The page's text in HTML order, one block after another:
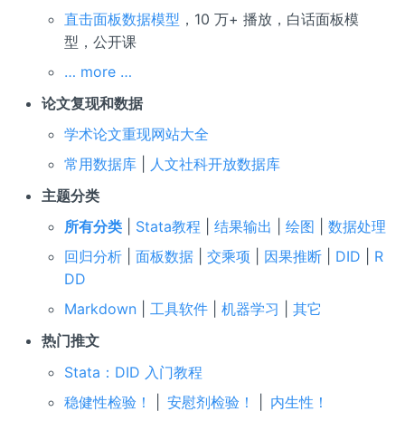
直击面板数据模型 ，10 万+ 播放，白话面板模
型，公开课
… more …
论文复现和数据
学术论文重现网站大全
常用数据库
人文社科开放数据库
主题分类
所有分类
Stata教程 |结果输出 |绘图 |数据处理
回归分析 |面板数据 |交乘项 因果推断 DID
R
DD
Markdown |工具软件 |机器学习 |其它
热门推文
Stata：DID 入门教程
稳健性检验！
|安慰剂检验！
内生性！